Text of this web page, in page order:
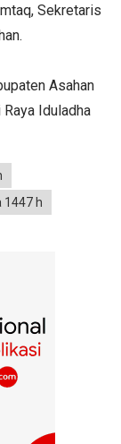
Sekretaris
Asahan
Iduladha
1447 h